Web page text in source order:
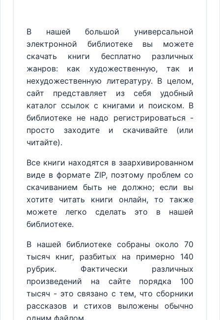
В нашей большой универсальной
электронной библиотеке вы можете
скачать книги бесплатно различных
жанров: как художественную, так и
нехудожественную литературу. В целом,
сайт представляет из себя удобный
каталог ссылок с книгами и поиском. В
библиотеке не надо регистрироваться -
просто заходите и скачивайте (или
читайте).
Все книги находятся в заархивированном
виде в формате ZIP, поэтому проблем со
скачиванием быть не должно; если вы
хотите читать книги онлайн, то также
можете легко сделать это в нашей
библиотеке.
В нашей библиотеке собраны около 70
тысяч книг, разбитых на примерно 140
рубрик. Фактически различных
произведений на сайте порядка 100
тысяч - это связано с тем, что сборники
рассказов и стихов выложены обычно
одним файлом.